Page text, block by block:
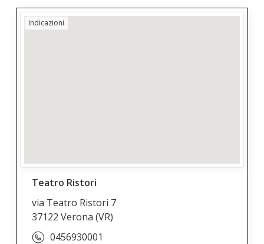
Indicazioni
Teatro Ristori
via Teatro Ristori 7
37122 Verona(VR)
0456930001